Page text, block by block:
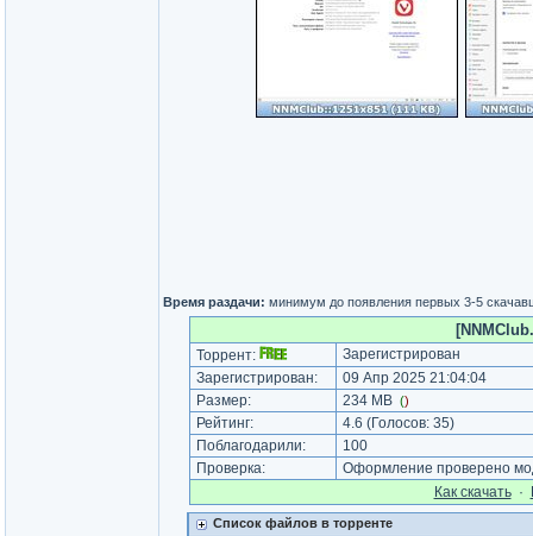
Время раздачи: минимум до появления первых 3-5
Торрент:
Зарегистрирован
Зарегистрирован:
09 Апр 2025 21:04:04
Размер:
234 MB ()
Рейтинг: 4.6 (Голосов: 35)
Поблагодарили:
100
Проверка:
Оформление проверено
Как cкачать·
Список файлов в торренте